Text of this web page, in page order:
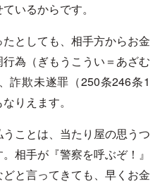
いるからです。
としても、相手方からお金
為（ぎもうこうい＝あざむ
詐欺未遂罪（250条246条1
りえます。
ことは、当たり屋の思うつ
相手が『警察を呼ぶぞ！』
どと言ってきても、早くお金